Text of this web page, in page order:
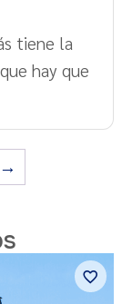
tiene la
hay que
→